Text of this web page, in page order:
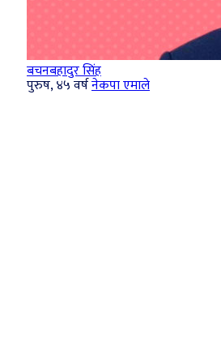
बचनबहादुर सिंह
पुरुष, ४५ वर्षनेकपा एमाले